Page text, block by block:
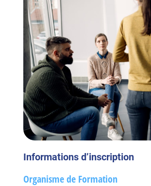
Informations d’inscription
Organisme de Formation